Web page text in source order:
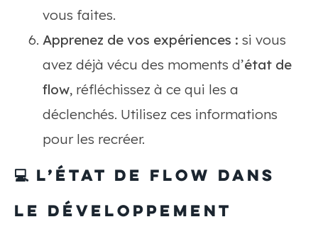
vous faites.
Apprenez de vos expériences : si vous
avez déjà vécu des moments d’état de
flow, réfléchissez à ce qui les a
déclenchés. Utilisez ces informations
pour les recréer.
💻 L’état de flow dans
le développement